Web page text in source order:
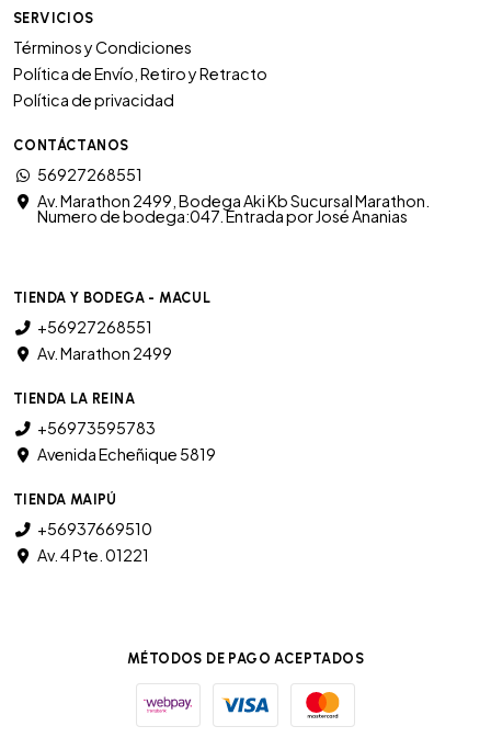
SERVICIOS
Términos y Condiciones
Política de Envío, Retiro y Retracto
Política de privacidad
CONTÁCTANOS
56927268551
Av. Marathon 2499, Bodega Aki Kb Sucursal Marathon.
Numero de bodega:047. Entrada por José Ananias
TIENDA Y BODEGA - MACUL
+56927268551
Av. Marathon 2499
TIENDA LA REINA
+56973595783
Avenida Echeñique 5819
TIENDA MAIPÚ
+56937669510
Av. 4 Pte. 01221
MÉTODOS DE PAGO ACEPTADOS